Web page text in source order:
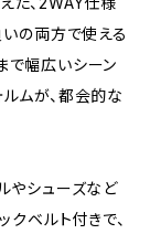
いの両方で使える
で幅広いシーン
ムが、都会的な
やシューズなど
クベルト付きで、